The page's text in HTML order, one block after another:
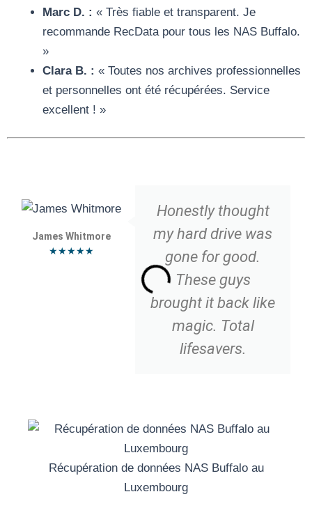
Marc D. : « Très fiable et transparent. Je
recommande RecData pour tous les NAS Buffalo.
»
Clara B. : « Toutes nos archives professionnelles
et personnelles ont été récupérées. Service
excellent ! »
Honestly thought
my hard drive was
gone for good.
These guys
brought it back like
magic. Total
lifesavers.
James Whitmore
★★★★★
Récupération de données NAS Buffalo au
Luxembourg